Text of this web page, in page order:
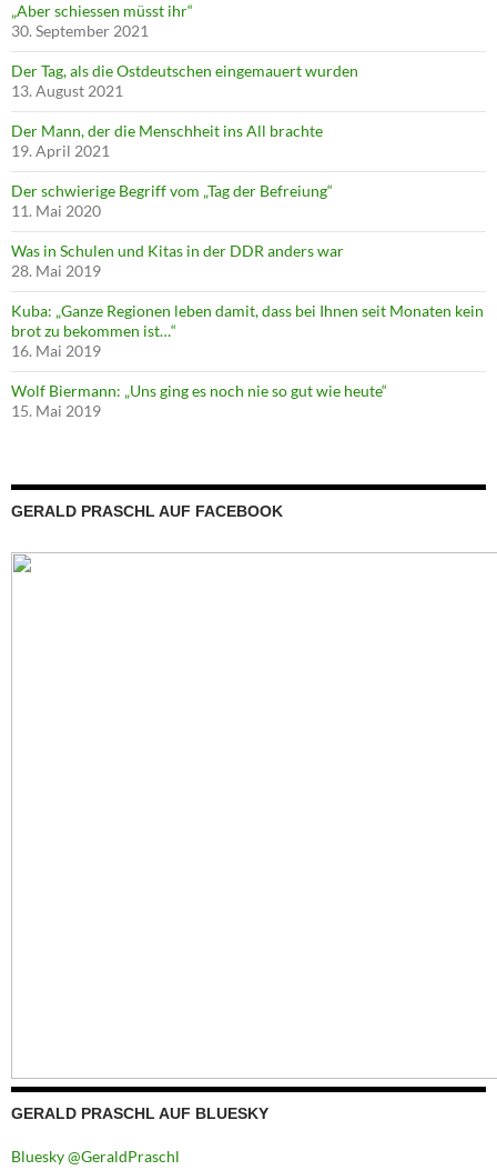
„Aber schiessen müsst ihr“
30. September 2021
Der Tag, als die Ostdeutschen eingemauert wurden
13. August 2021
Der Mann, der die Menschheit ins All brachte
19. April 2021
Der schwierige Begriff vom „Tag der Befreiung“
11. Mai 2020
Was in Schulen und Kitas in der DDR anders war
28. Mai 2019
Kuba: „Ganze Regionen leben damit, dass bei Ihnen seit Monaten kein
brot zu bekommen ist…“
16. Mai 2019
Wolf Biermann: „Uns ging es noch nie so gut wie heute“
15. Mai 2019
GERALD PRASCHL AUF FACEBOOK
GERALD PRASCHL AUF BLUESKY
Bluesky @GeraldPraschl